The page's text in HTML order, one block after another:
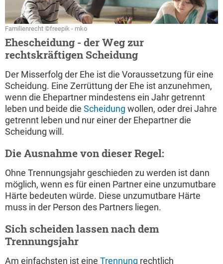
Familienrecht ©freepik - mko
Ehescheidung - der Weg zur
rechtskräftigen Scheidung
Der Misserfolg der Ehe ist die Voraussetzung für eine
Scheidung. Eine Zerrüttung der Ehe ist anzunehmen,
wenn die Ehepartner mindestens ein Jahr getrennt
leben und beide die Scheidung wollen, oder drei Jahre
getrennt leben und nur einer der Ehepartner die
Scheidung will.
Die Ausnahme von dieser Regel:
Ohne Trennungsjahr geschieden zu werden ist dann
möglich, wenn es für einen Partner eine unzumutbare
Härte bedeuten würde. Diese unzumutbare Härte
muss in der Person des Partners liegen.
Sich scheiden lassen nach dem
Trennungsjahr
Am einfachsten ist eine Trennung rechtlich